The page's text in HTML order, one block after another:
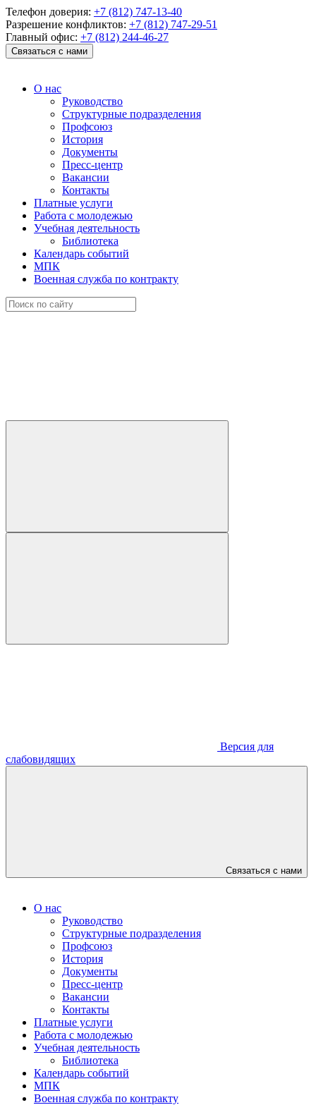
Телефон доверия: +7 (812) 747-13-40
Разрешение конфликтов: +7 (812) 747-29-51
Главный офис: +7 (812) 244-46-27
Связаться с нами
О нас
Руководство
Структурные подразделения
Профсоюз
История
Документы
Пресс-центр
Вакансии
Контакты
Платные услуги
Работа с молодежью
Учебная деятельность
Библиотека
Календарь событий
МПК
Военная служба по контракту
Версия для
слабовидящих
Связаться с нами
О нас
Руководство
Структурные подразделения
Профсоюз
История
Документы
Пресс-центр
Вакансии
Контакты
Платные услуги
Работа с молодежью
Учебная деятельность
Библиотека
Календарь событий
МПК
Военная служба по контракту